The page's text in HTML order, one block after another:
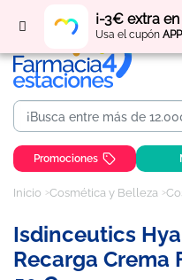
¡-3€ extra
Usa el cupón
Regístratey
Promociones
Inicio Cosmética y Belleza
Isdinceutics
Recarga Crema